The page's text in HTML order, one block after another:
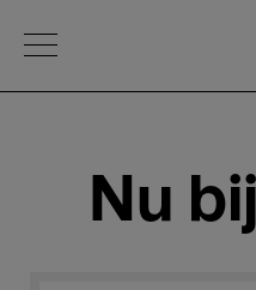
Open Menu
Nu